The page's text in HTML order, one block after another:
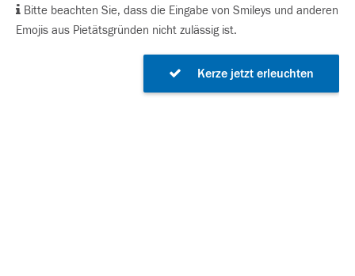
Bitte beachten Sie, dass die Eingabe von Smileys und anderen
Emojis aus Pietätsgründen nicht zulässig ist.
Kerze jetzt erleuchten